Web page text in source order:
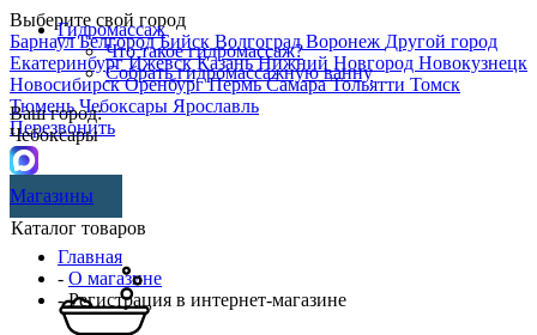
Выберите свой город
БарнаулБелгородБийск ВолгоградВоронеж Другой город
ЕкатеринбургИжевскКазаньНижний Новгород Новокузнецк
НовосибирскОренбургПермьСамараТольятти Томск
ТюменьЧебоксары Ярославль
Перезвонить
Гидромассаж
Что такое гидромассаж?
Собрать гидромассажную ванну
Ваш город:
Чебоксары
Магазины
Каталог товаров
Главная
- О магазине
- Регистрация в интернет-магазине